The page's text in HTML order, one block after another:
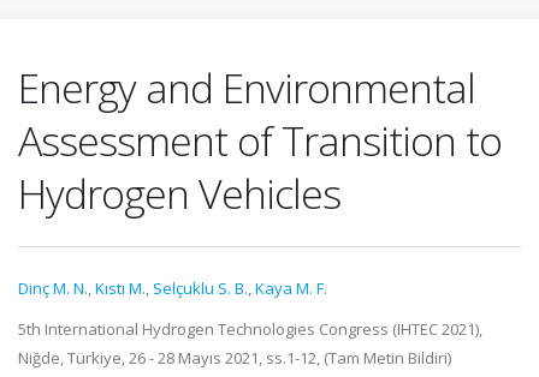
Energy and Environmental
Assessment of Transition to
Hydrogen Vehicles
Dinç M. N.,Kıstı M., Selçuklu S. B.,Kaya M. F.
5th International Hydrogen Technologies Congress (IHTEC 2021),
Niğde, Türkiye, 26 - 28 Mayıs 2021, ss.1-12, (Tam Metin Bildiri)